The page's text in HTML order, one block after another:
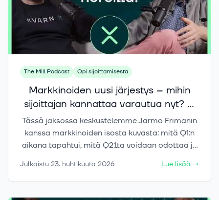
riskejä sijoittajan on hyvä ymmärtää ennen
sijoituspäätöstä.
The Mill Podcast Opi sijoittamisesta
Markkinoiden uusi järjestys – mihin
sijoittajan kannattaa varautua nyt? ft.
Jarmo Friman
Tässä jaksossa keskustelemme Jarmo Frimanin
kanssa markkinoiden isosta kuvasta: mitä Q1:n
aikana tapahtui, mitä Q2:lta voidaan odottaa ja
että kaikki ei välttämättä mene “strömsöissä”.
Keskustelussa käydään läpi Yhdysvaltojen
Julkaistu 23. huhtikuuta 2026 Lue lisää →